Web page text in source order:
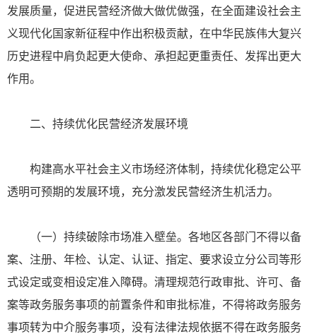
发展质量，促进民营经济做大做优做强，在全面建设社会主
义现代化国家新征程中作出积极贡献，在中华民族伟大复兴
历史进程中肩负起更大使命、承担起更重责任、发挥出更大
作用。
二、持续优化民营经济发展环境
构建高水平社会主义市场经济体制，持续优化稳定公平
透明可预期的发展环境，充分激发民营经济生机活力。
（一）持续破除市场准入壁垒。各地区各部门不得以备
案、注册、年检、认定、认证、指定、要求设立分公司等形
式设定或变相设定准入障碍。清理规范行政审批、许可、备
案等政务服务事项的前置条件和审批标准，不得将政务服务
事项转为中介服务事项，没有法律法规依据不得在政务服务